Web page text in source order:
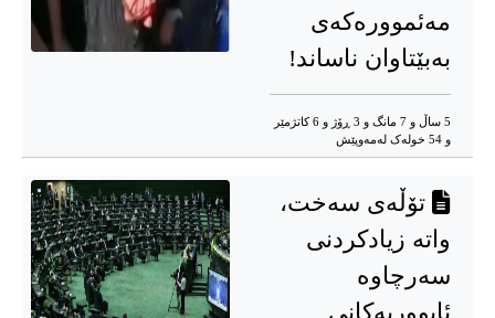
مەئموورەکەی
بەبێتاوان ناساند!
5 ساڵ و 7 مانگ و 3 ڕۆژ و 6 کاتژمێر
و 54 خوله‌ک له‌مه‌وپێش‌
تۆڵەی سەخت،
واتە زیادکردنی
سەرچاوە
ئابووریەکانی